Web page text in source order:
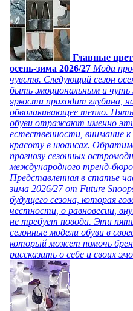
Главные
осень-зима 2026/27 Мода
чувств. Следующий сезон
быть эмоциональным и чуть
яркости приходит глубина,
обволакивающее тепло.
обуви отражают именно эти
естественности, внимание
красоту в нюансах.
прогнозу сезонных
международного тренд-бюро
Представленная в статье
зима 2026/27 от Future
будущего сезона, которая
честности, о равновесии,
не требует повода. Эти
сезонные модели обуви в
который может помочь
рассказать о себе и своих